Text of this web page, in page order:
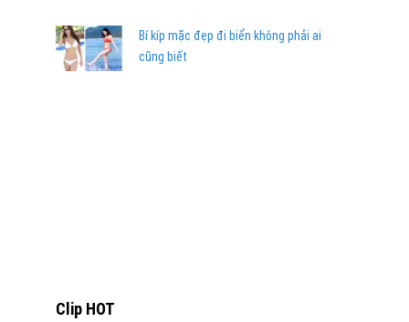
Bí kíp mặc đẹp đi biển không phải ai
cũng biết
Clip HOT